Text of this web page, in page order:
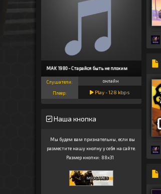
ALEX MAK 1980 - Старайся быть не плохим
Слушатели: онлайн
Плеер: Play -128 kbps
Наша кнопка
Мы будем вам признательны, если вы
разместите нашу кнопку у себя на сайте.
Размер кнопки: 88x31